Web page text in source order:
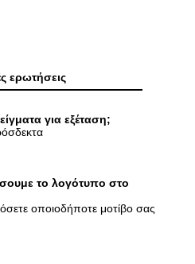
ερωτήσεις
για εξέταση;
το λογότυπο στο
οποιοδήποτε μοτίβο σας